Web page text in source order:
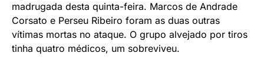
madrugada desta quinta-feira. Marcos de Andrade
Corsato e Perseu Ribeiro foram as duas outras
vítimas mortas no ataque. O grupo alvejado por tiros
tinha quatro médicos, um sobreviveu.